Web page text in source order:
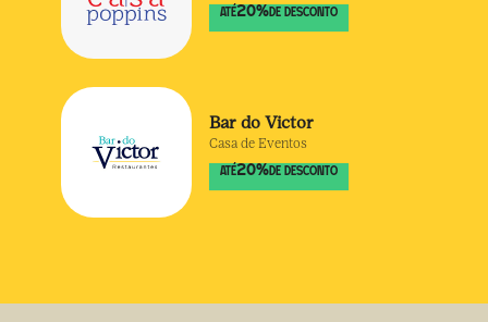
ATÉ20% DE DESCONTO
Bar do Victor
Casa de Eventos
ATÉ20% DE DESCONTO